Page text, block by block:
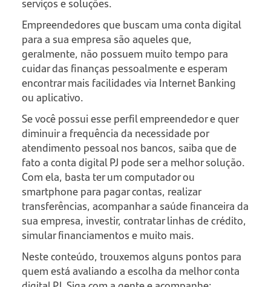
Empreendedores que buscam uma conta digital
para a sua empresa são aqueles que,
geralmente, não possuem muito tempo para
cuidar das finanças pessoalmente e esperam
encontrar mais facilidades via Internet Banking
ou aplicativo.
Se você possui esse perfil empreendedor e quer
diminuir a frequência da necessidade por
atendimento pessoal nos bancos, saiba que de
fato a conta digital PJ pode ser a melhor solução.
Com ela, basta ter um computador ou
smartphone para pagar contas, realizar
transferências, acompanhar a saúde financeira da
sua empresa, investir, contratar linhas de crédito,
simular financiamentos e muito mais.
Neste conteúdo, trouxemos alguns pontos para
quem está avaliando a escolha da melhor conta